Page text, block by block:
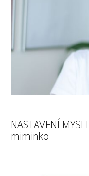
NASTAVENÍ
miminko